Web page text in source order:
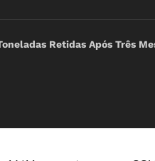
Retidas Após Três